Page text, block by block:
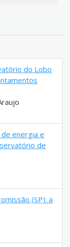
do Lobo
energia e
de
(SP): a